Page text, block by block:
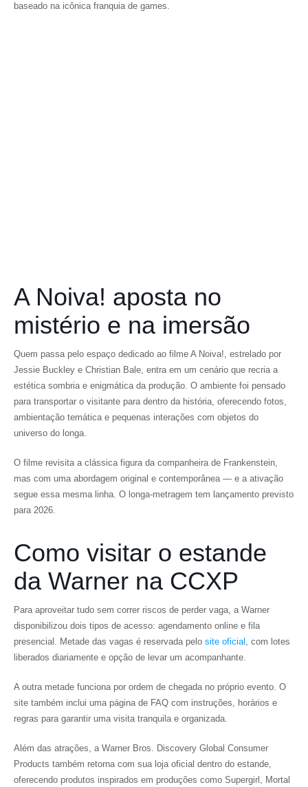
baseado na icônica franquia de games.
A Noiva! aposta no
mistério e na imersão
Quem passa pelo espaço dedicado ao filme A Noiva!, estrelado por
Jessie Buckley e Christian Bale, entra em um cenário que recria a
estética sombria e enigmática da produção. O ambiente foi pensado
para transportar o visitante para dentro da história, oferecendo fotos,
ambientação temática e pequenas interações com objetos do
universo do longa.
O filme revisita a clássica figura da companheira de Frankenstein,
mas com uma abordagem original e contemporânea — e a ativação
segue essa mesma linha. O longa-metragem tem lançamento previsto
para 2026.
Como visitar o estande
da Warner na CCXP
Para aproveitar tudo sem correr riscos de perder vaga, a Warner
disponibilizou dois tipos de acesso: agendamento online e fila
presencial. Metade das vagas é reservada pelo site oficial , com lotes
liberados diariamente e opção de levar um acompanhante.
A outra metade funciona por ordem de chegada no próprio evento. O
site também inclui uma página de FAQ com instruções, horários e
regras para garantir uma visita tranquila e organizada.
Além das atrações, a Warner Bros. Discovery Global Consumer
Products também retorna com sua loja oficial dentro do estande,
oferecendo produtos inspirados em produções como Supergirl, Mortal